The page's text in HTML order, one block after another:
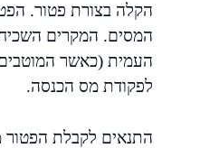
הקלה בצורת פטור.
המסים. המקרים
לפקודת מס הכנסה.
התנאים לקבלת הפטור